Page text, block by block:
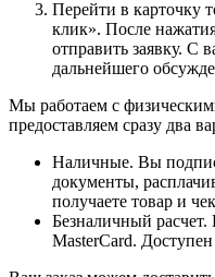
Перейти в карточку
клик». После
отправить заявку. С
дальнейшего
Мы работаем с
предоставляем сразу два
Наличные. Вы
документы,
получаете товар и
Безналичный
MasterCard.